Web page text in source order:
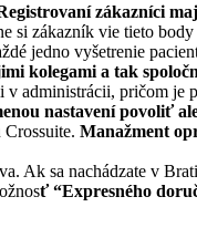
zákazníci
si zákazník vie tieto
jedno vyšetrenie
kolegami a tak
v administrácii, pričom
nastavení povoliť
Manažment
Ak sa nachádzate v
ť “Expresného